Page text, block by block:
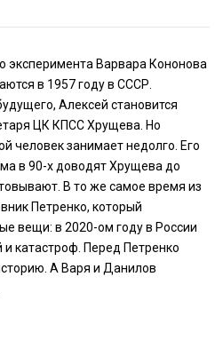
эксперимента Варвара Кононова
в 1957 году в СССР.
Алексей становится
ЦК КПСС Хрущева. Но
человек занимает недолго. Его
в 90-х доводят Хрущева до
В то же самое время из
Петренко, который
вещи: в 2020-ом году в России
катастроф. Перед Петренко
А Варя и Данилов